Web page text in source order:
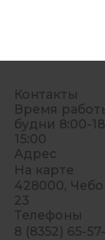
Контакты
Время
будни 8:00-
15:00
Адрес
На карте
428000,
23
Телефоны
8 (8352) 65-